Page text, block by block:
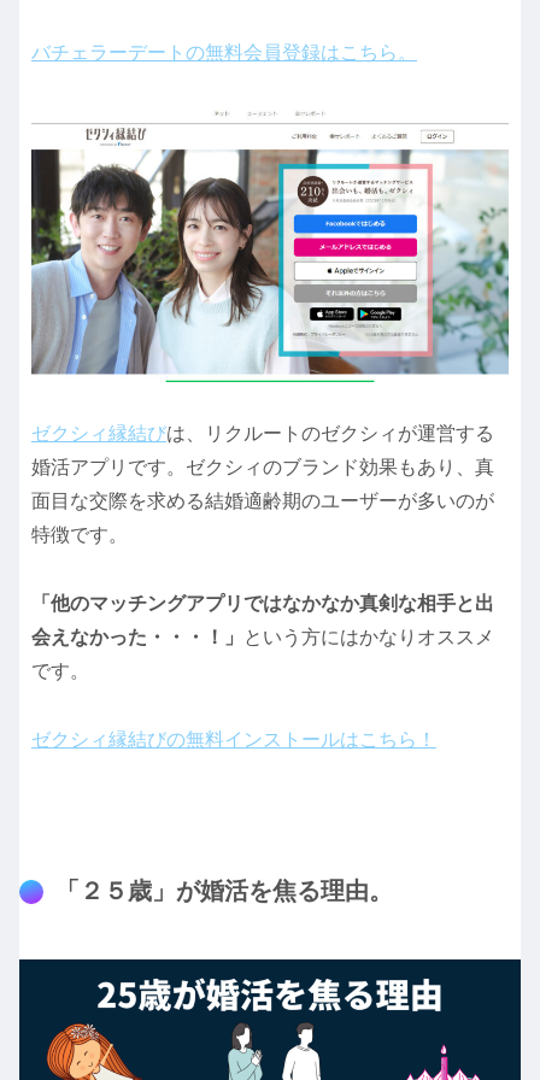
バチェラーデートの無料会員登録はこちら。
ゼクシィ縁結びは、リクルートのゼクシィが運営する
婚活アプリです。ゼクシィのブランド効果もあり、真
面目な交際を求める結婚適齢期のユーザーが多いのが
特徴です。
「他のマッチングアプリではなかなか真剣な相手と出
会えなかった・・・！」
という方にはかなりオススメ
です。
ゼクシィ縁結びの無料インストールはこちら！
「２５歳」が婚活を焦る理由。